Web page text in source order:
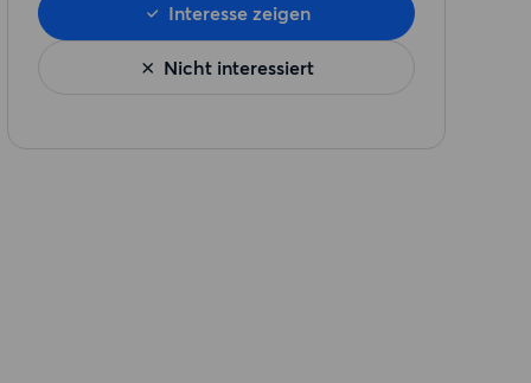
Nicht interessiert
Interesse zeigen